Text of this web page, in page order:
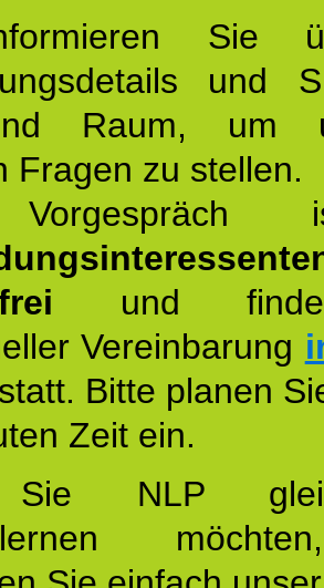
Sie
und
Raum, um
Fragen zu stellen.
und
Vereinbarung
statt. Bitte planen
Zeit ein.
Sie NLP